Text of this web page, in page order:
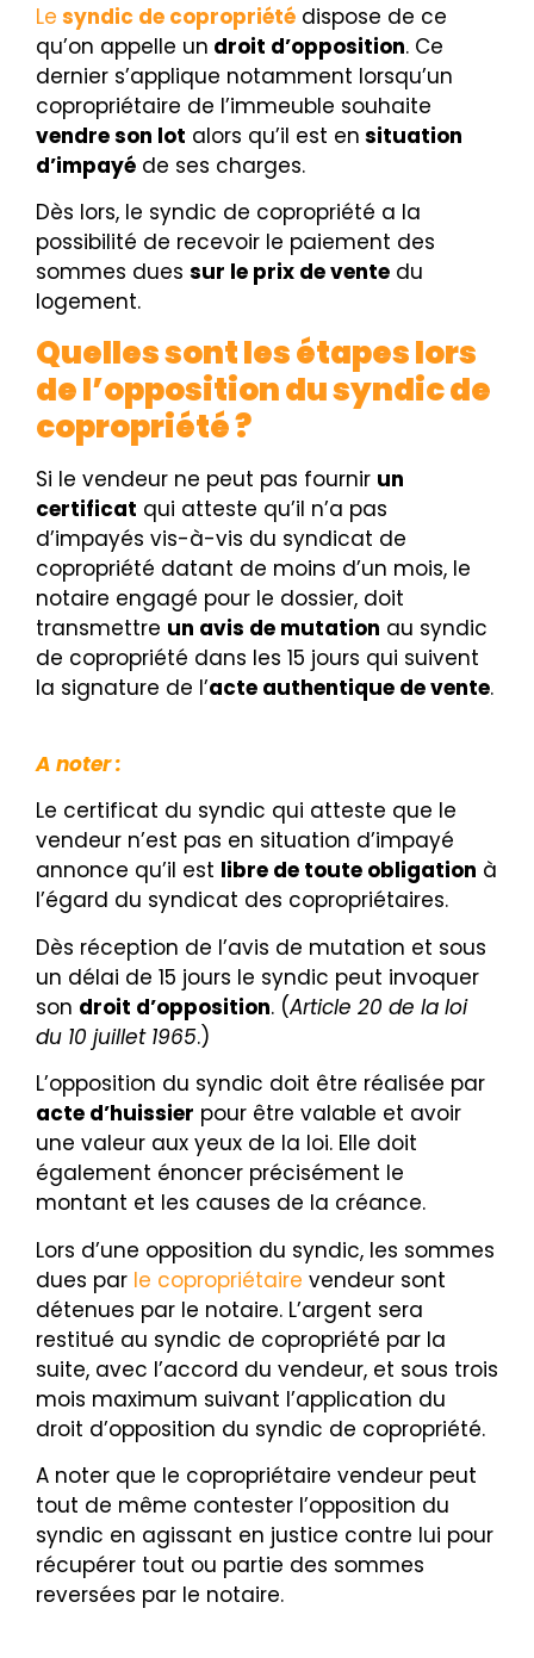
Le syndic de copropriété dispose de ce
qu’on appelle un droit d’opposition. Ce
dernier s’applique notamment lorsqu’un
copropriétaire de l’immeuble souhaite
vendre son lot alors qu’il est en situation
d’impayé de ses charges.
Dès lors, le syndic de copropriété a la
possibilité de recevoir le paiement des
sommes dues sur le prix de vente du
logement.
Quelles sont les étapes lors
de l’opposition du syndic de
copropriété ?
Si le vendeur ne peut pas fournir un
certificat qui atteste qu’il n’a pas
d’impayés vis-à-vis du syndicat de
copropriété datant de moins d’un mois, le
notaire engagé pour le dossier, doit
transmettre un avis de mutation au syndic
de copropriété dans les 15 jours qui suivent
la signature de l’acte authentique de vente.
A noter :
Le certificat du syndic qui atteste que le
vendeur n’est pas en situation d’impayé
annonce qu’il est libre de toute obligation à
l’égard du syndicat des copropriétaires.
Dès réception de l’avis de mutation et sous
un délai de 15 jours le syndic peut invoquer
son droit d’opposition. (Article 20 de la loi
du 10 juillet 1965.)
L’opposition du syndic doit être réalisée par
acte d’huissier pour être valable et avoir
une valeur aux yeux de la loi. Elle doit
également énoncer précisément le
montant et les causes de la créance.
Lors d’une opposition du syndic, les sommes
dues par le copropriétaire vendeur sont
détenues par le notaire. L’argent sera
restitué au syndic de copropriété par la
suite, avec l’accord du vendeur, et sous trois
mois maximum suivant l’application du
droit d’opposition du syndic de copropriété.
A noter que le copropriétaire vendeur peut
tout de même contester l’opposition du
syndic en agissant en justice contre lui pour
récupérer tout ou partie des sommes
reversées par le notaire.